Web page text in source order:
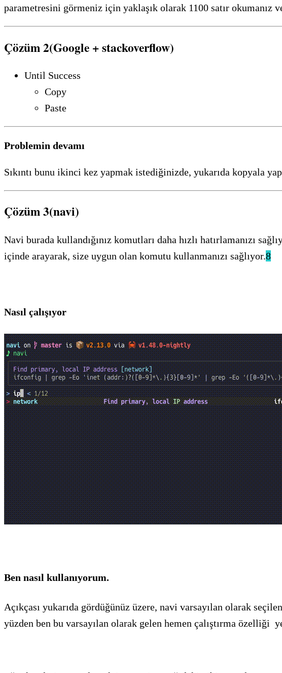
parametresini görmeniz için yaklaşık olarak 1100 satır okumanız
Çözüm 2(Google + stackoverflow)
Until Success
Copy
Paste
Problemin devamı
Sıkıntı bunu ikinci kez yapmak istediğinizde, yukarıda kopyala
Çözüm 3(navi)
Navi burada kullandığınız komutları daha hızlı hatırlamanızı
içinde arayarak, size uygun olan komutu kullanmanızı sağlıyor.8
Nasıl çalışıyor
Ben nasıl kullanıyorum.
Açıkçası yukarıda gördüğünüz üzere, navi varsayılan olarak
yüzden ben bu varsayılan olarak gelen hemen çalıştırma özelliği